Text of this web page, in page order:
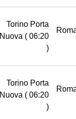
Torino Porta
Nuova ( 06:20
)
Torino Porta
Nuova ( 06:20
)